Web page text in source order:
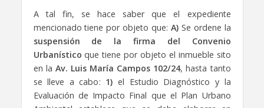
A tal fin, se hace saber que el expediente
mencionado tiene por objeto que: A)Se ordene la
suspensión de la firma del Convenio
Urbanístico que tiene por objeto el inmueble sito
en la Av. Luis María Campos 102/24, hasta tanto
se lleve a cabo: 1) el Estudio Diagnóstico y la
Evaluación de Impacto Final que el Plan Urbano